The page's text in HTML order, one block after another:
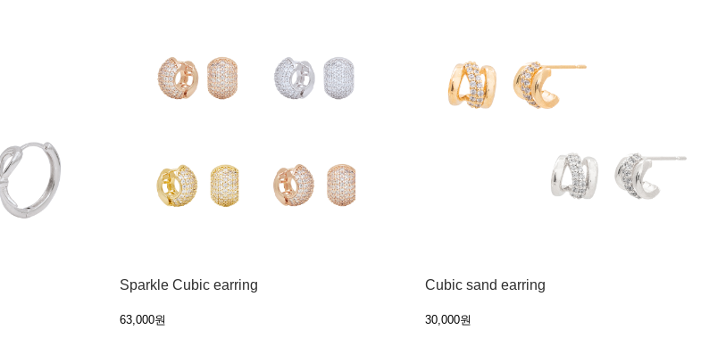
Sparkle Cubic earring
63,000원
Cubic sand earring
30,000원